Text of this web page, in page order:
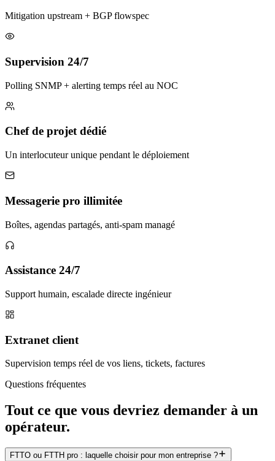
Mitigation upstream + BGP flowspec
Supervision 24/7
Polling SNMP + alerting temps réel au NOC
Chef de projet dédié
Un interlocuteur unique pendant le déploiement
Messagerie pro illimitée
Boîtes, agendas partagés, anti-spam managé
Assistance 24/7
Support humain, escalade directe ingénieur
Extranet client
Supervision temps réel de vos liens, tickets, factures
Questions fréquentes
Tout ce que vous devriez demander à un
opérateur.
FTTO ou FTTH pro : laquelle choisir pour mon entreprise ?